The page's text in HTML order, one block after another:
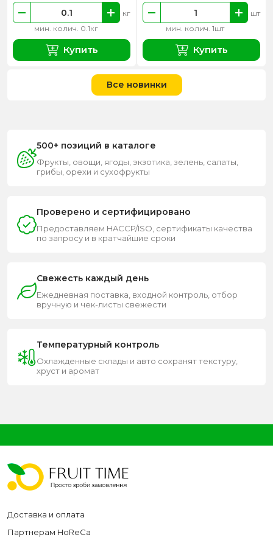
мин. колич. 0.1кг
кг
Купить
мин. колич. 1шт
шт
Купить
Все новинки
500+ позиций в каталоге
Фрукты, овощи, ягоды, экзотика, зелень, салаты,
грибы, орехи и сухофрукты
Проверено и сертифицировано
Предоставляем HACCP/ISO, сертификаты качества
по запросу и в кратчайшие сроки
Свежесть каждый день
Ежедневная поставка, входной контроль, отбор
вручную и чек-листы свежести
Температурный контроль
Охлажденные склады и авто сохранят текстуру,
хруст и аромат
Доставка и оплата
Партнерам HoReCa